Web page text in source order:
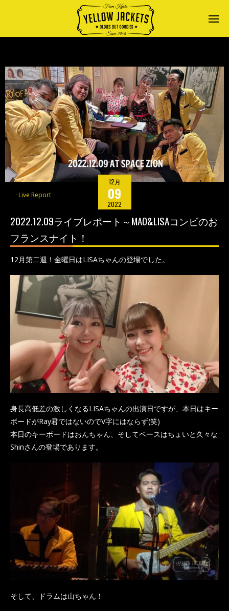
12月
09
2022
Live Report
2022.12.09ライブレポート～MAO&LISAコンビのお
フランスナイト！
12月第二週！金曜日はLISAちゃんの登場でした。
身長高低差の激しくなるLISAちゃんの出演日ですが、本日はキー
ボードがRay君ではないのでV字にはならず(笑)
本日のキーボードはおんちゃん、そしてベースはちょいと久々な
Shinさんの登場であります。
そして、ドラムは山ちゃん！